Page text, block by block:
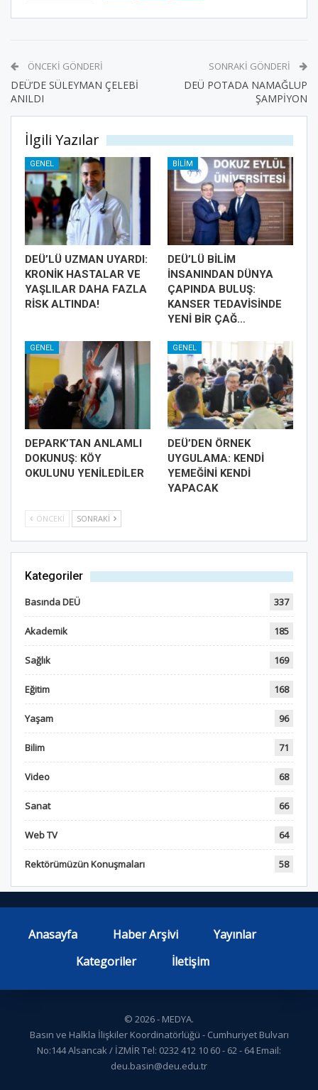
ÖNCEKI GÖNDERI
DEÜ’DE SÜLEYMAN ÇELEBİ
ANILDI
SONRAKI GÖNDERI
DEÜ POTADA NAMAĞLUP
ŞAMPİYON
İlgili Yazılar
GENEL
DEÜ’LÜ UZMAN UYARDI:
KRONİK HASTALAR VE
YAŞLILAR DAHA FAZLA
RİSK ALTINDA!
BILIM
DEÜ’LÜ BİLİM
İNSANINDAN DÜNYA
ÇAPINDA BULUŞ:
KANSER TEDAVİSİNDE
YENİ BİR ÇAĞ…
GENEL
DEPARK’TAN ANLAMLI
DOKUNUŞ: KÖY
OKULUNU YENİLEDİLER
GENEL
DEÜ’DEN ÖRNEK
UYGULAMA: KENDİ
YEMEĞİNİ KENDİ
YAPACAK
ÖNCEKI SONRAKI
Kategoriler
Basında DEÜ 337
Akademik 185
Sağlık 169
Eğitim 168
Yaşam 96
Bilim 71
Video 68
Sanat 66
Web TV 64
Rektörümüzün Konuşmaları 58
Anasayfa Haber Arşivi
Yayınlar
Kategoriler
İletişim
© 2026 - MEDYA.
Basın ve Halkla İlişkiler Koordinatörlüğü - Cumhuriyet Bulvarı
No:144 Alsancak / İZMİR Tel: 0232 412 10 60 - 62 - 64 Email:
deu.basin@deu.edu.tr